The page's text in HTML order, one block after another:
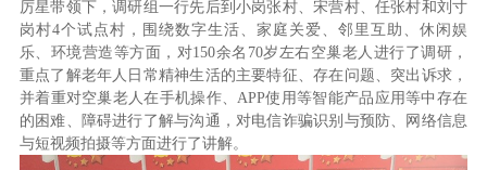
厉星带领下，调研组一行先后到小岗张村、宋营村、任张村和刘寸
岗村4个试点村，围绕数字生活、家庭关爱、邻里互助、休闲娱
乐、环境营造等方面，对150余名70岁左右空巢老人进行了调研，
重点了解老年人日常精神生活的主要特征、存在问题、突出诉求，
并着重对空巢老人在手机操作、APP使用等智能产品应用等中存在
的困难、障碍进行了解与沟通，对电信诈骗识别与预防、网络信息
与短视频拍摄等方面进行了讲解。